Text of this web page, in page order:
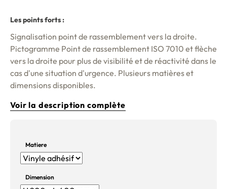
Les points forts :
Signalisation point de rassemblement vers la droite.
Pictogramme Point de rassemblement ISO 7010 et flèche
vers la droite pour plus de visibilité et de réactivité dans le
cas d'une situation d'urgence. Plusieurs matières et
dimensions disponibles.
Voir la description complète
Matiere
Dimension